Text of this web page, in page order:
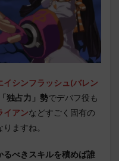
イシンフラッシュ(バレン
「独占力」勢でデバフ役も
イアンなどすごく固有の
ますね。
るべきスキルを積めば誰